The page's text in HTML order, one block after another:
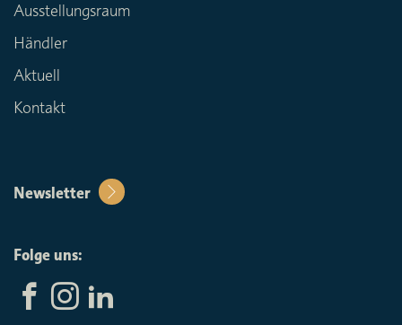
Ausstellungsraum
Händler
Aktuell
Kontakt
Newsletter
Folge uns: